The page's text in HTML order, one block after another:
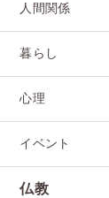
人間関係
暮らし
心理
イベント
仏教